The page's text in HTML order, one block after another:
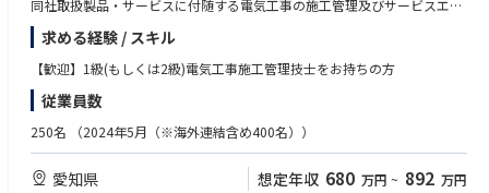
3）高い技術とエンジニアリング力：東テクグループ社員約1600名のうち
60％を超える社員が管工事施工管理技士、電気工事施工管理技士などの資
格取得者です。これらの人材に支えられた高いエンジニアリング力が、環
境・省エネ関連事業における質の高いソリューションサービスの提供を可
能にします。
同社取扱製品・サービスに付随する電気工事の施工管理及びサービスエン
ジニアとして、対応していただくメンバーを募集しています。受注した案
件に応じて施工管理業務をお任せします。
■再エネ事業
また、主力製品だけでなく、再エネ事業としてメガソーラー（開閉器など
自社取扱製品の点検、試験など）に関する案件も増加しており、
店舗や工場における受電設備の施工管理/自家消費太陽光発電の施工管理
にも従事いただく可能性がございます。
求める経験 / スキル
【歓迎】1級(もしくは2級)電気工事施工管理技士をお持ちの方
従業員数
250名 （2024年5月（※海外連結含め400名））
愛知県 想定年収 680 万円 ~ 892 万円